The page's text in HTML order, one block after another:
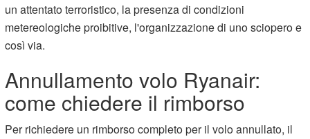
un attentato terroristico, la presenza di condizioni
metereologiche proibitive, l'organizzazione di uno sciopero e
così via.
Annullamento volo Ryanair:
come chiedere il rimborso
Per richiedere un rimborso completo per il volo annullato, il